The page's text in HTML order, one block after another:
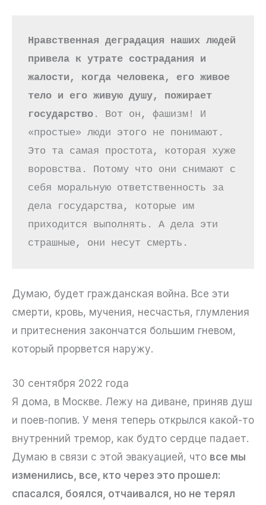
Нравственная деградация наших людей
привела к утрате сострадания и
жалости, когда человека, его живое
тело и его живую душу, пожирает
государство . Вот он, фашизм! И
«простые» люди этого не понимают.
Это та самая простота, которая хуже
воровства. Потому что они снимают с
себя моральную ответственность за
дела государства, которые им
приходится выполнять. А дела эти
страшные, они несут смерть.
Думаю, будет гражданская война. Все эти
смерти, кровь, мучения, несчастья, глумления
и притеснения закончатся большим гневом,
который прорвется наружу.
30 сентября 2022 года
Я дома, в Москве. Лежу на диване, приняв душ
и поев-попив. У меня теперь открылся какой-то
внутренний тремор, как будто сердце падает.
Думаю в связи с этой эвакуацией, что все мы
изменились, все, кто через это прошел:
спасался, боялся, отчаивался, но не терял